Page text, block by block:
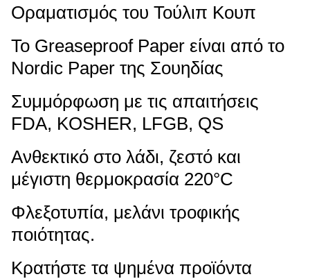
Οραματισμός του Τούλιπ Κουπ
Το Greaseproof Paper είναι από το
Nordic Paper της Σουηδίας
Συμμόρφωση με τις απαιτήσεις
FDA, KOSHER, LFGB, QS
Ανθεκτικό στο λάδι, ζεστό και
μέγιστη θερμοκρασία 220°C
Φλεξοτυπία, μελάνι τροφικής
ποιότητας.
Κρατήστε τα ψημένα προϊόντα